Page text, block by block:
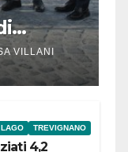
VILLANI
LAGO TREVIGNANO
4,2